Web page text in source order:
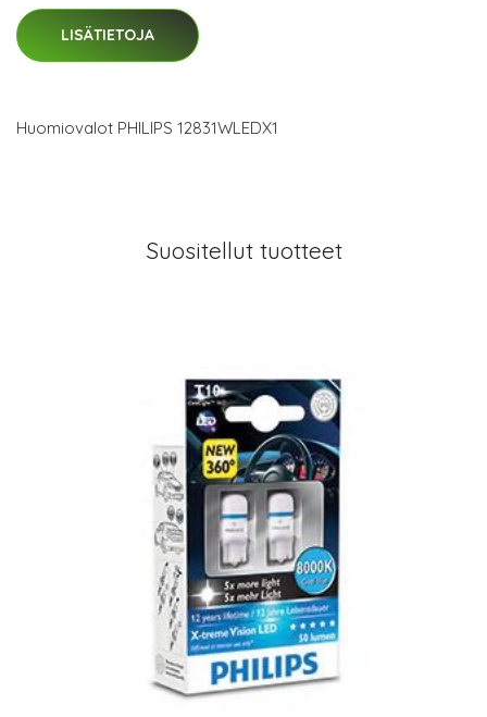
LISÄTIETOJA
Huomiovalot PHILIPS 12831WLEDX1
Suositellut tuotteet